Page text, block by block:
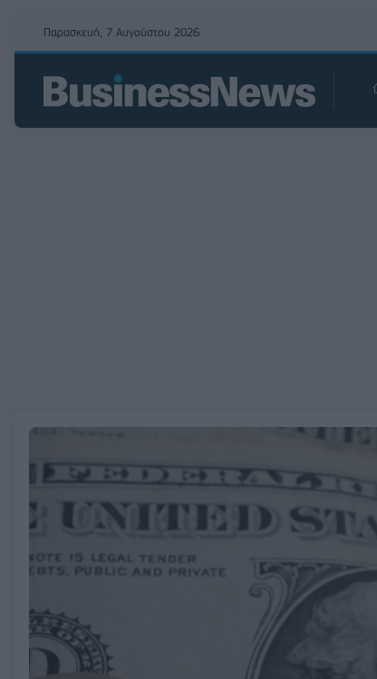
Παρασκευή, 7 Αυγούστου 2026